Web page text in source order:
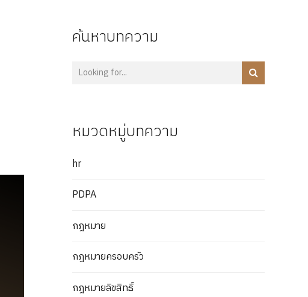
ค้นหาบทความ
หมวดหมู่บทความ
hr
PDPA
กฎหมาย
กฎหมายครอบครัว
กฎหมายลิขสิทธิ์